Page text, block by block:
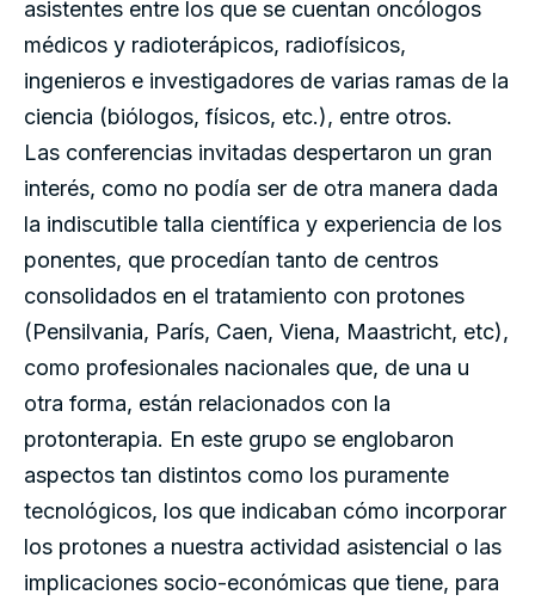
asistentes entre los que se cuentan oncólogos
médicos y radioterápicos, radiofísicos,
ingenieros e investigadores de varias ramas de la
ciencia (biólogos, físicos, etc.), entre otros.
Las conferencias invitadas despertaron un gran
interés, como no podía ser de otra manera dada
la indiscutible talla científica y experiencia de los
ponentes, que procedían tanto de centros
consolidados en el tratamiento con protones
(Pensilvania, París, Caen, Viena, Maastricht, etc),
como profesionales nacionales que, de una u
otra forma, están relacionados con la
protonterapia. En este grupo se englobaron
aspectos tan distintos como los puramente
tecnológicos, los que indicaban cómo incorporar
los protones a nuestra actividad asistencial o las
implicaciones socio-económicas que tiene, para